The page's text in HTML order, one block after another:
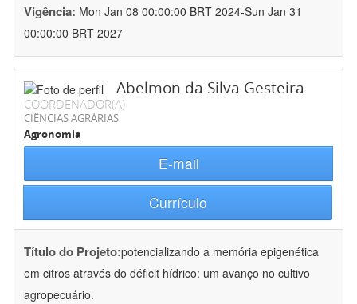
Vigência: Mon Jan 08 00:00:00 BRT 2024-Sun Jan 31
00:00:00 BRT 2027
Abelmon da Silva Gesteira
COORDENADOR(A)
CIÊNCIAS AGRÁRIAS
Agronomia
E-mail
Currículo
Título do Projeto:potencializando a memória epigenética
em citros através do déficit hídrico: um avanço no cultivo
agropecuário.